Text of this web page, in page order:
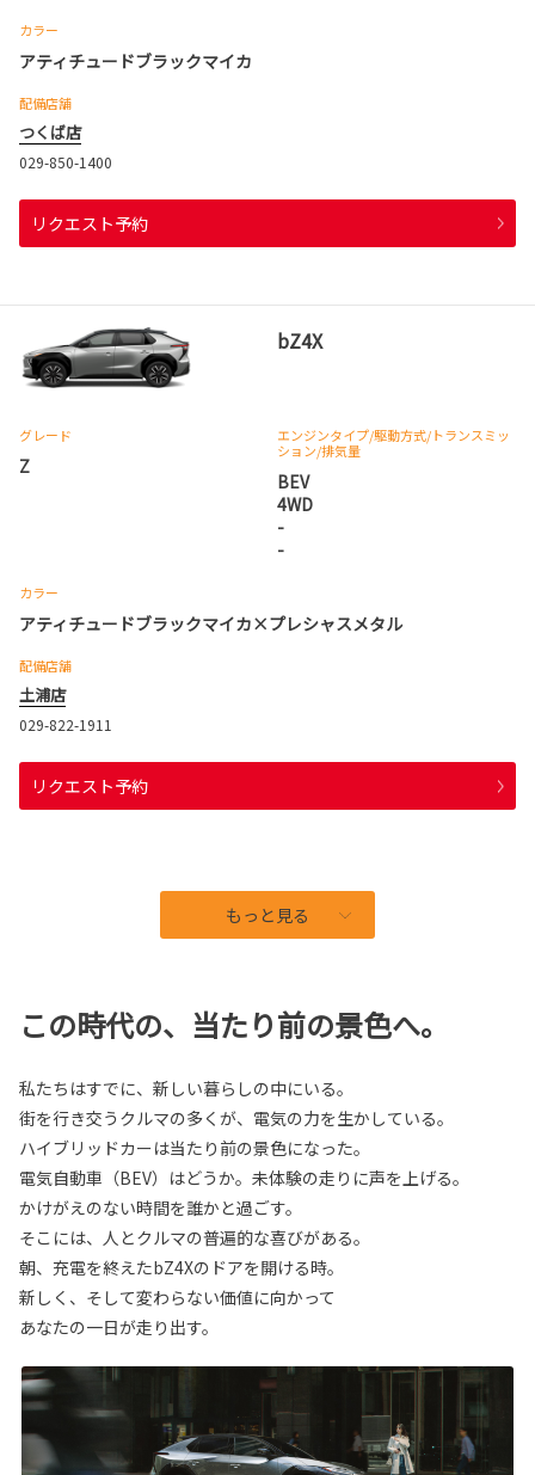
カラー
アティチュードブラックマイカ
配備店舗
つくば店
029-850-1400
リクエスト予約
bZ4X
グレード
Z
エンジンタイプ/駆動方式/トランスミッ
ション/排気量
BEV
4WD
-
-
カラー
アティチュードブラックマイカ×プレシャスメタル
配備店舗
土浦店
029-822-1911
リクエスト予約
もっと見る
この時代の、当たり前の景色へ。
私たちはすでに、新しい暮らしの中にいる。
街を行き交うクルマの多くが、電気の力を生かしている。
ハイブリッドカーは当たり前の景色になった。
電気自動車（BEV）はどうか。未体験の走りに声を上げる。
かけがえのない時間を誰かと過ごす。
そこには、人とクルマの普遍的な喜びがある。
朝、充電を終えたbZ4Xのドアを開ける時。
新しく、そして変わらない価値に向かって
あなたの一日が走り出す。